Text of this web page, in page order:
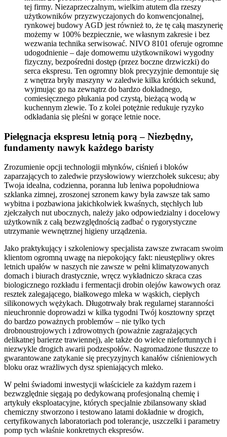
tej firmy. Niezaprzeczalnym, wielkim atutem dla rzeszy
użytkowników przyzwyczajonych do konwencjonalnej,
rynkowej budowy AGD jest również to, że tę całą maszynerię
możemy w 100% bezpiecznie, we własnym zakresie i bez
wezwania technika serwisować. NIVO 8101 oferuje ogromne
udogodnienie – daje domowemu użytkownikowi wygodny
fizyczny, bezpośredni dostęp (przez boczne drzwiczki) do
serca ekspresu. Ten ogromny blok precyzyjnie demontuje się
z wnętrza bryły maszyny w zaledwie kilka krótkich sekund,
wyjmując go na zewnątrz do bardzo dokładnego,
comiesięcznego płukania pod czystą, bieżącą wodą w
kuchennym zlewie. To z kolei potężnie redukuje ryzyko
odkładania się pleśni w gorące letnie noce.
Pielęgnacja ekspresu letnią porą – Niezbędny,
fundamenty nawyk każdego baristy
Zrozumienie opcji technologii młynków, ciśnień i bloków
zaparzających to zaledwie przysłowiowy wierzchołek sukcesu; aby
Twoja idealna, codzienna, poranna lub leniwa popołudniowa
szklanka zimnej, zroszonej szronem kawy była zawsze tak samo
wybitna i pozbawiona jakichkolwiek kwaśnych, stęchłych lub
zjełczałych nut ubocznych, należy jako odpowiedzialny i docelowy
użytkownik z całą bezwzględnością zadbać o rygorystyczne
utrzymanie wewnętrznej higieny urządzenia.
Jako praktykujący i szkoleniowy specjalista zawsze zwracam swoim
klientom ogromną uwagę na niepokojący fakt: nieustępliwy okres
letnich upałów w naszych nie zawsze w pełni klimatyzowanych
domach i biurach drastycznie, wręcz wykładniczo skraca czas
biologicznego rozkładu i fermentacji drobin olejów kawowych oraz
resztek zalegającego, białkowego mleka w wąskich, ciepłych
silikonowych wężykach. Długotrwały brak regularnej staranności
nieuchronnie doprowadzi w kilka tygodni Twój kosztowny sprzęt
do bardzo poważnych problemów – nie tylko tych
drobnoustrojowych i zdrowotnych (poważnie zagrażających
delikatnej barierze trawiennej), ale także do wielce niefortunnych i
niezwykle drogich awarii podzespołów. Nagromadzone tłuszcze to
gwarantowane zatykanie się precyzyjnych kanałów ciśnieniowych
bloku oraz wrażliwych dysz spieniających mleko.
W pełni świadomi inwestycji właściciele za każdym razem i
bezwzględnie sięgają po dedykowaną profesjonalną chemię i
artykuły eksploatacyjne, których specjalnie zbilansowany skład
chemiczny stworzono i testowano latami dokładnie w drogich,
certyfikowanych laboratoriach pod tolerancje, uszczelki i parametry
pomp tych właśnie konkretnych ekspresów.